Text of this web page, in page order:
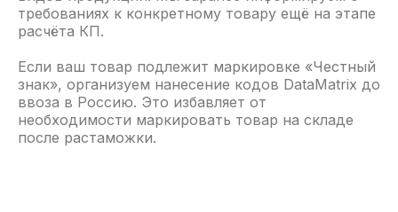
требованиях к конкретному товару ещё на этапе
расчёта КП.
Если ваш товар подлежит маркировке «Честный
знак», организуем нанесение кодов DataMatrix до
ввоза в Россию. Это избавляет от
необходимости маркировать товар на складе
после растаможки.
Новосибирск
направления
ЛИЧНЫЙ КАБИНЕТ
Карта сайта